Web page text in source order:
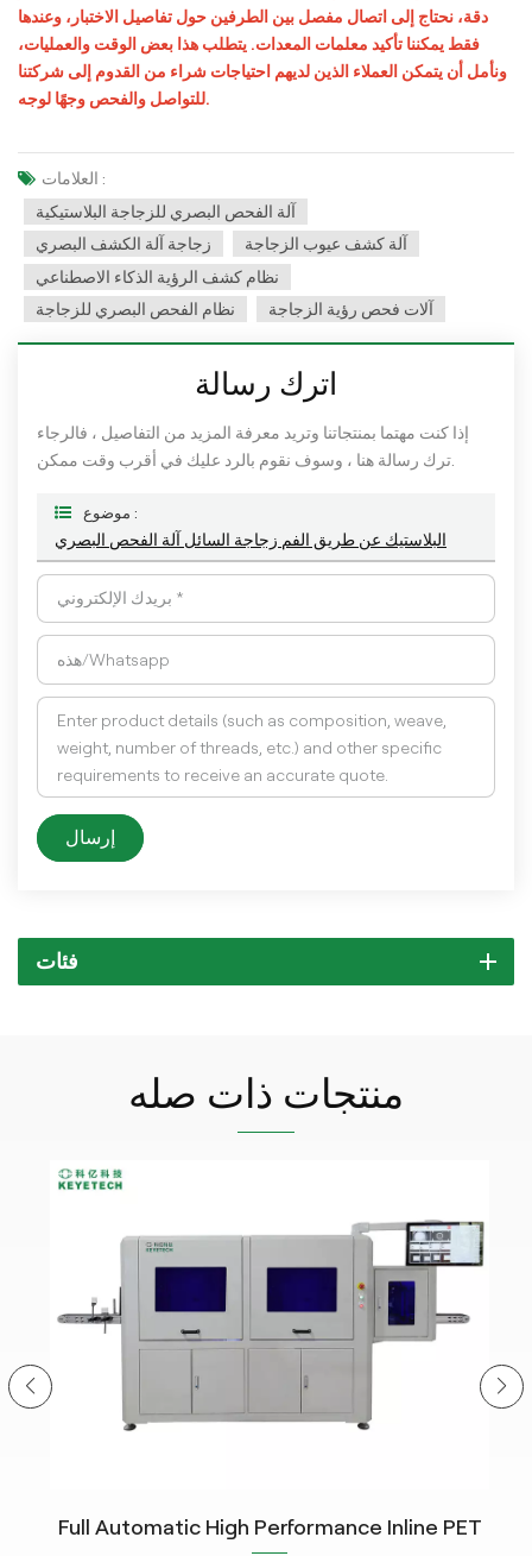
دقة، نحتاج إلى اتصال مفصل بين الطرفين حول تفاصيل الاختبار، وعندها
فقط يمكننا تأكيد معلمات المعدات. يتطلب هذا بعض الوقت والعمليات،
ونأمل أن يتمكن العملاء الذين لديهم احتياجات شراء من القدوم إلى شركتنا
للتواصل والفحص وجهًا لوجه.
العلامات :
آلة الفحص البصري للزجاجة البلاستيكية
زجاجة آلة الكشف البصري
آلة كشف عيوب الزجاجة
نظام كشف الرؤية الذكاء الاصطناعي
نظام الفحص البصري للزجاجة
آلات فحص رؤية الزجاجة
اترك رسالة
إذا كنت مهتما بمنتجاتنا وتريد معرفة المزيد من التفاصيل ، فالرجاء
موضوع :
البلاستيك عن طريق الفم زجاجة السائل آلة الفحص البصري
إرسال
فئات
منتجات ذات صله
Full Automatic High Performance Inline PET